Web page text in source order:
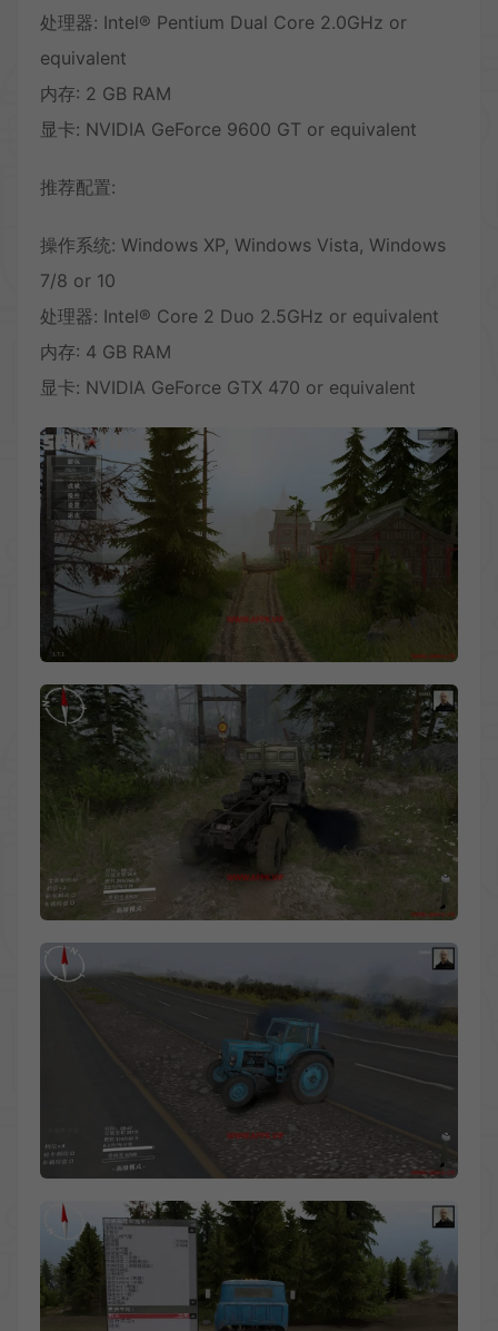
处理器: Intel® Pentium Dual Core 2.0GHz or
equivalent
内存: 2 GB RAM
显卡: NVIDIA GeForce 9600 GT or equivalent
推荐配置:
操作系统: Windows XP, Windows Vista, Windows
7/8 or 10
处理器: Intel® Core 2 Duo 2.5GHz or equivalent
内存: 4 GB RAM
显卡: NVIDIA GeForce GTX 470 or equivalent